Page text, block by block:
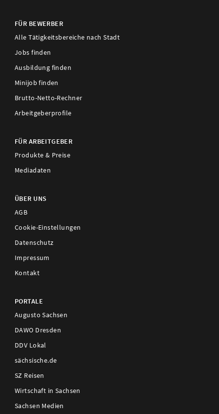
FÜR BEWERBER
Alle Tätigkeitsbereiche nach Stadt
Jobs finden
Ausbildung finden
Minijob finden
Brutto-Netto-Rechner
Arbeitgeberprofile
FÜR ARBEITGEBER
Produkte & Preise
Mediadaten
ÜBER UNS
AGB
Cookie-Einstellungen
Datenschutz
Impressum
Kontakt
PORTALE
Augusto Sachsen
DAWO Dresden
DDV Lokal
sächsische.de
SZ Reisen
Wirtschaft in Sachsen
Sachsen Medien